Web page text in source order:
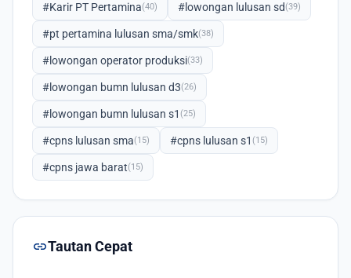
#Karir PT Pertamina(40) #lowongan lulusan sd(39)
#pt pertamina lulusan sma/smk(38)
#lowongan operator produksi(33)
#lowongan bumn lulusan d3(26)
#lowongan bumn lulusan s1 (25)
#cpns lulusan sma(15) #cpns lulusan s1 (15)
#cpns jawa barat(15)
linkTautan Cepat